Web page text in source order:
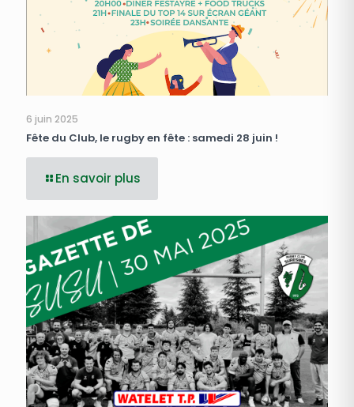
6 juin 2025
Fête du Club, le rugby en fête : samedi 28 juin !
En savoir plus